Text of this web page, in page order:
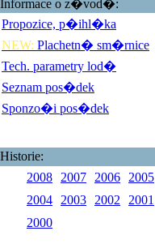
Informace o z�vod�:
Propozice, p�ihl�ka
NEW: Plachetn� sm�rnice
Tech. parametry lod�
Seznam pos�dek
Sponzo�i pos�dek
Historie:
2008
2007 2006
2005
2004
2003 2002
2001
2000